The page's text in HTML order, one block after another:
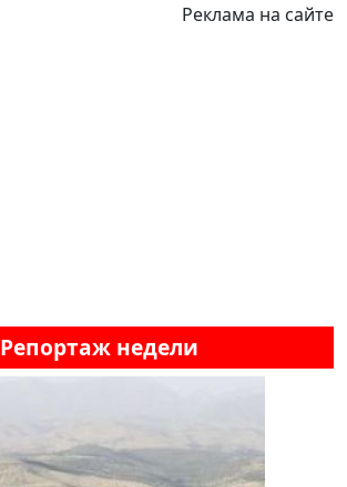
Реклама на сайте
Репортаж недели